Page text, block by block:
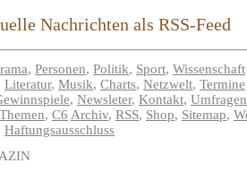
Nachrichten als RSS-Feed
, Personen, Politik, Sport, Wissenschaft
Literatur, Musik, Charts, Netzwelt, Termine
, Newsleter, Kontakt, Umfragen
Themen, C6 Archiv, RSS, Shop, Sitemap,
Haftungsausschluss